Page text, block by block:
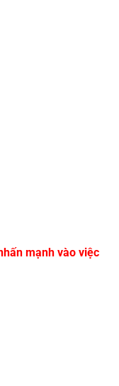
mạnh vào việc